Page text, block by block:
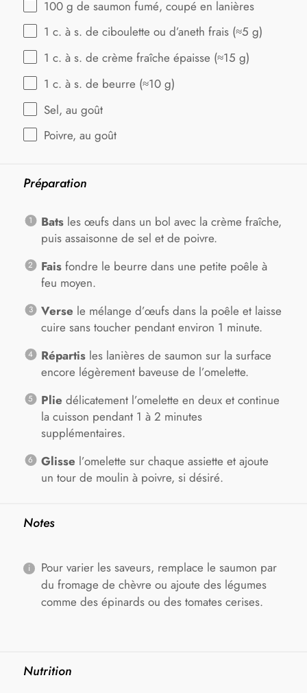
100 g de saumon fumé, coupé en lanières
1 c. à s. de ciboulette ou d’aneth frais (≈5 g)
1 c. à s. de crème fraîche épaisse (≈15 g)
1 c. à s. de beurre (≈10 g)
Sel, au goût
Poivre, au goût
Préparation
Batsles œufs dans un bol avec la crème fraîche,
puis assaisonne de sel et de poivre.
Faisfondre le beurre dans une petite poêle à
feu moyen.
Verse le mélange d’œufs dans la poêle et laisse
cuire sans toucher pendant environ 1 minute.
Répartisles lanières de saumon sur la surface
encore légèrement baveuse de l’omelette.
Plie délicatement l’omelette en deux et continue
la cuisson pendant 1 à 2 minutes
supplémentaires.
Glisse l’omelette sur chaque assiette et ajoute
un tour de moulin à poivre, si désiré.
Notes
Pour varier les saveurs, remplace le saumon par
du fromage de chèvre ou ajoute des légumes
comme des épinards ou des tomates cerises.
Nutrition